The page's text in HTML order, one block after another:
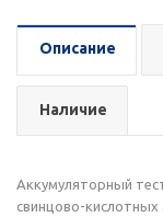
Описание
Наличие
Аккумуляторный
свинцово-